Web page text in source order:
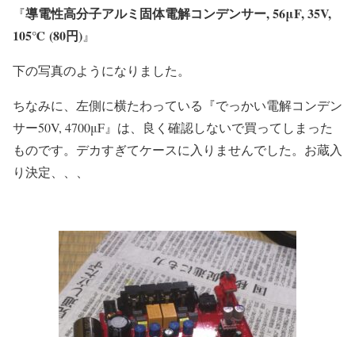
『導電性高分子アルミ固体電解コンデンサー, 56μF, 35V,
105℃ (80円)』
下の写真のようになりました。
ちなみに、左側に横たわっている『でっかい電解コンデン
サー50V, 4700μF』は、良く確認しないで買ってしまった
ものです。デカすぎてケースに入りませんでした。お蔵入
り決定、、、